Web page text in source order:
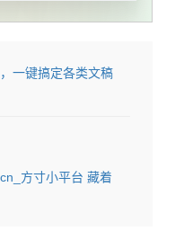
一键搞定各类文稿
方寸小平台 藏着